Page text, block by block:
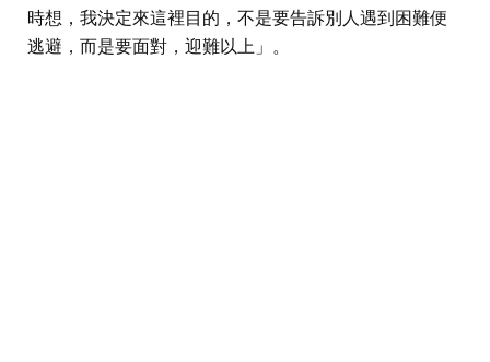
時想，我決定來這裡目的，不是要告訴別人遇到困難便
逃避，而是要面對，迎難以上」。